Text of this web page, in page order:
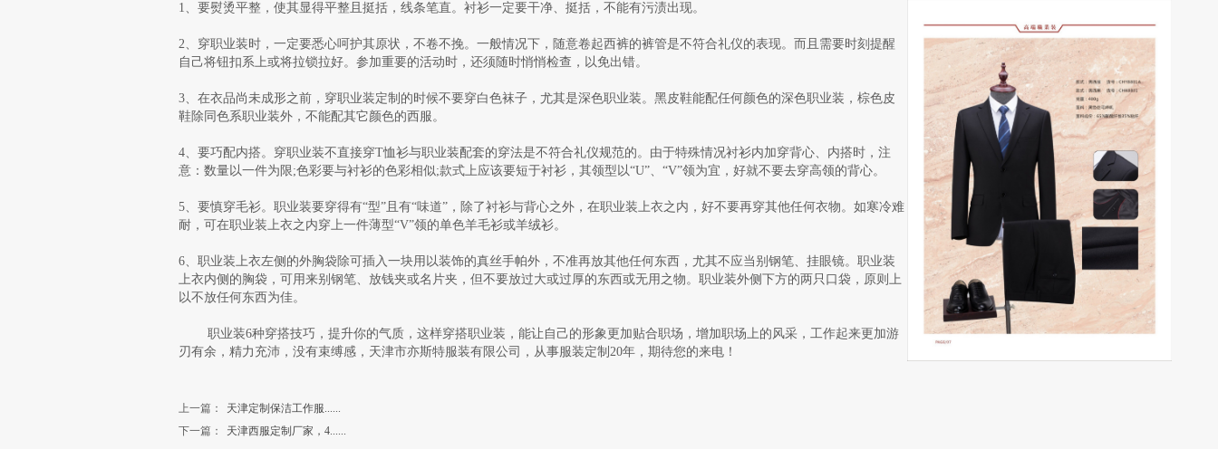
1、要熨烫平整，使其显得平整且挺括，线条笔直。衬衫一定要干净、挺括，不能有污渍出现。
2、穿职业装时，一定要悉心呵护其原状，不卷不挽。一般情况下，随意卷起西裤的裤管是不符合礼仪的表现。而且需要时刻提醒
自己将钮扣系上或将拉锁拉好。参加重要的活动时，还须随时悄悄检查，以免出错。
3、在衣品尚未成形之前，穿职业装定制的时候不要穿白色袜子，尤其是深色职业装。黑皮鞋能配任何颜色的深色职业装，棕色皮
鞋除同色系职业装外，不能配其它颜色的西服。
4、要巧配内搭。穿职业装不直接穿T恤衫与职业装配套的穿法是不符合礼仪规范的。由于特殊情况衬衫内加穿背心、内搭时，注
意：数量以一件为限;色彩要与衬衫的色彩相似;款式上应该要短于衬衫，其领型以“U”、“V”领为宜，好就不要去穿高领的背心。
5、要慎穿毛衫。职业装要穿得有“型”且有“味道”，除了衬衫与背心之外，在职业装上衣之内，好不要再穿其他任何衣物。如寒冷难
耐，可在职业装上衣之内穿上一件薄型“V”领的单色羊毛衫或羊绒衫。
6、职业装上衣左侧的外胸袋除可插入一块用以装饰的真丝手帕外，不准再放其他任何东西，尤其不应当别钢笔、挂眼镜。职业装
上衣内侧的胸袋，可用来别钢笔、放钱夹或名片夹，但不要放过大或过厚的东西或无用之物。职业装外侧下方的两只口袋，原则上
以不放任何东西为佳。
职业装6种穿搭技巧，提升你的气质，这样穿搭职业装，能让自己的形象更加贴合职场，增加职场上的风采，工作起来更加游
刃有余，精力充沛，没有束缚感，天津市亦斯特服装有限公司，从事服装定制20年，期待您的来电！
上一篇：
天津定制保洁工作服......
下一篇：
天津西服定制厂家，4......